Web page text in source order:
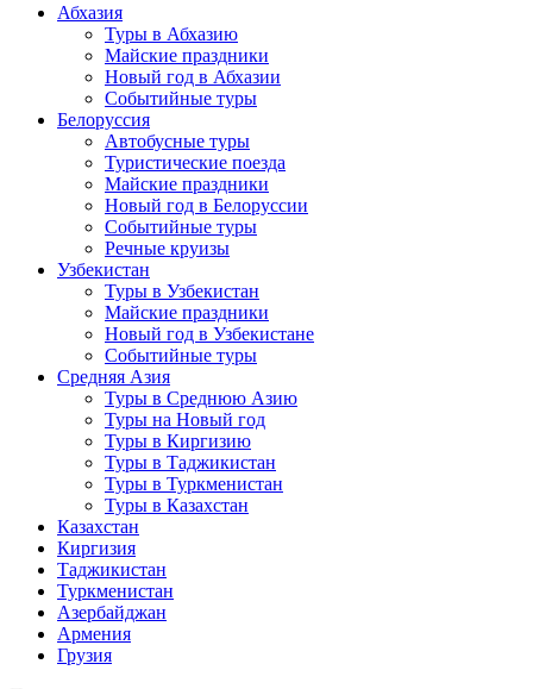
Абхазия
Туры в Абхазию
Майские праздники
Новый год в Абхазии
Событийные туры
Белоруссия
Автобусные туры
Туристические поезда
Майские праздники
Новый год в Белоруссии
Событийные туры
Речные круизы
Узбекистан
Туры в Узбекистан
Майские праздники
Новый год в Узбекистане
Событийные туры
Средняя Азия
Туры в Среднюю Азию
Туры на Новый год
Туры в Киргизию
Туры в Таджикистан
Туры в Туркменистан
Туры в Казахстан
Казахстан
Киргизия
Таджикистан
Туркменистан
Азербайджан
Армения
Грузия